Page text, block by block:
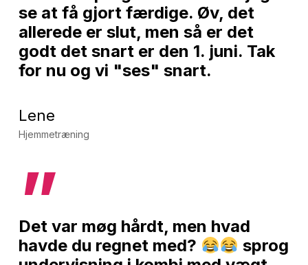
se at få gjort færdige. Øv, det
allerede er slut, men så er det
godt det snart er den 1. juni. Tak
for nu og vi "ses" snart.
Lene
Hjemmetræning
”
Det var møg hårdt, men hvad
havde du regnet med?
sprog